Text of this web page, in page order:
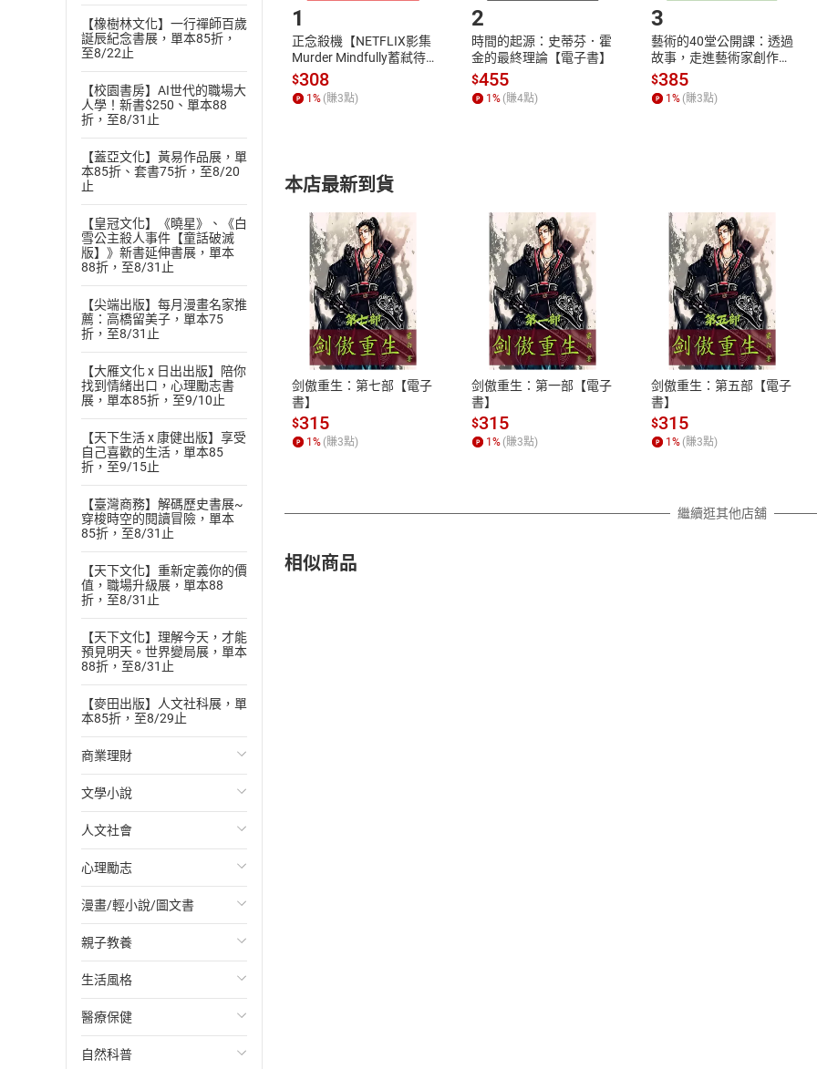
【橡樹林文化】一行禪師百歲
誕辰紀念書展，單本85折，
至8/22止
【校園書房】AI世代的職場大
人學！新書$250、單本88
折，至8/31止
【蓋亞文化】黃易作品展，單
本85折、套書75折，至8/20
止
【皇冠文化】《曉星》、《白
雪公主殺人事件【童話破滅
版】》新書延伸書展，單本
88折，至8/31止
【尖端出版】每月漫畫名家推
薦：高橋留美子，單本75
折，至8/31止
【大雁文化 x 日出出版】陪你
找到情緒出口，心理勵志書
展，單本85折，至9/10止
【天下生活 x 康健出版】享受
自己喜歡的生活，單本85
折，至9/15止
【臺灣商務】解碼歷史書展~
穿梭時空的閱讀冒險，單本
85折，至8/31止
【天下文化】重新定義你的價
值，職場升級展，單本88
折，至8/31止
【天下文化】理解今天，才能
預見明天。世界變局展，單本
88折，至8/31止
【麥田出版】人文社科展，單
本85折，至8/29止
商業理財
投資理財
經濟/趨勢
財務/金融
管理/領導
職場工作術
成功法
行銷/廣告
傳記
文學小說
歐美文學
日本文學
韓國文學
華文文學
經典文學
成長/家庭生活小說
懸疑/推理小說
人文社會
國際關係
政治
社會科學
台灣/中國歷史
日/韓歷史
其他歷史/史學
心理勵志
心靈成長/情緒
人際關係
兩性關係
心理學
漫畫/輕小說/圖文書
輕小說
奇幻/科幻
愛情故事
職場/社會寫實
親子教養
教育現場
兒童文學/故事
兒童科普/學習
生活風格
飲食/食譜
健身/美顏
醫療保健
健康/養生
自然科普
付款方式
ATM轉帳、信用卡、LINE PAY、AFTEE
退換貨規範
本店是否提供消費者保護法七日猶
之權利，遽消費者保護法及通訊交
除權合理例外情事適用準則，依商
質各有不同規定。詳細退換貨說明
照各商品說明。
1
正念殺機【NETFLIX影集
Murder Mindfully蓄弒待
發】【電子書】
$308
1% (賺3點)
2
時間的起源：史蒂芬．霍
金的最終理論【電子書】
$455
1% (賺4點)
3
藝術的40堂公開課：透過
故事，走進藝術家創作現
場，看藝術如何誕生、如
何形塑人類生活【電子
書】
$385
1% (賺3點)
本店最新到貨
剑傲重生：第七部【電子
書】
$315
1 % (賺3點)
剑傲重生：第一部【電子
書】
$315
1 % (賺3點)
剑傲重生：第五部【電子
書】
$315
1 % (賺3點)
繼續逛其他店舖
相似商品